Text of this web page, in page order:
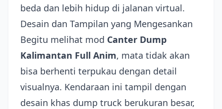
beda dan lebih hidup di jalanan virtual.
Desain dan Tampilan yang Mengesankan
Begitu melihat mod Canter Dump
Kalimantan Full Anim, mata tidak akan
bisa berhenti terpukau dengan detail
visualnya. Kendaraan ini tampil dengan
desain khas dump truck berukuran besar,